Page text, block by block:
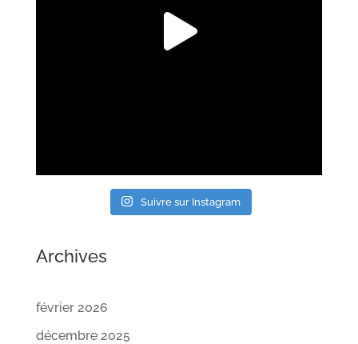
Suivre sur Instagram
Archives
février 2026
décembre 2025